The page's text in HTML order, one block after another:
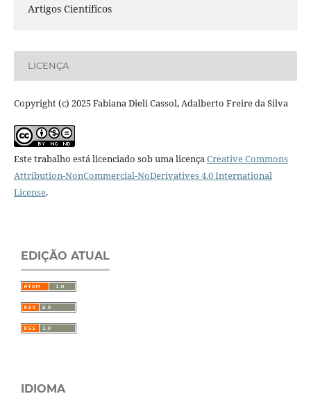
Artigos Científicos
LICENÇA
Copyright (c) 2025 Fabiana Dieli Cassol, Adalberto Freire da Silva
Este trabalho está licenciado sob uma licençaCreative Commons
Attribution-NonCommercial-NoDerivatives 4.0 International
License.
EDIÇÃO ATUAL
IDIOMA